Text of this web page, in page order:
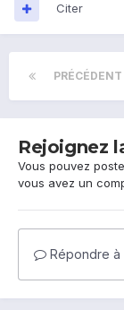
Citer
PRÉCÉDENT
Rejoignez
Vous pouvez
vous avez un
Répondre